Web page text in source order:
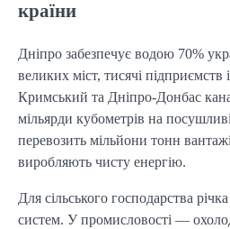
країни
Дніпро забезпечує водою 70%
великих міст, тисячі
Кримський та Дніпро-Донбас
мільярди кубометрів на
перевозить мільйони тонн
виробляють чисту енергію.
Для сільського господарства
систем. У промисловості —